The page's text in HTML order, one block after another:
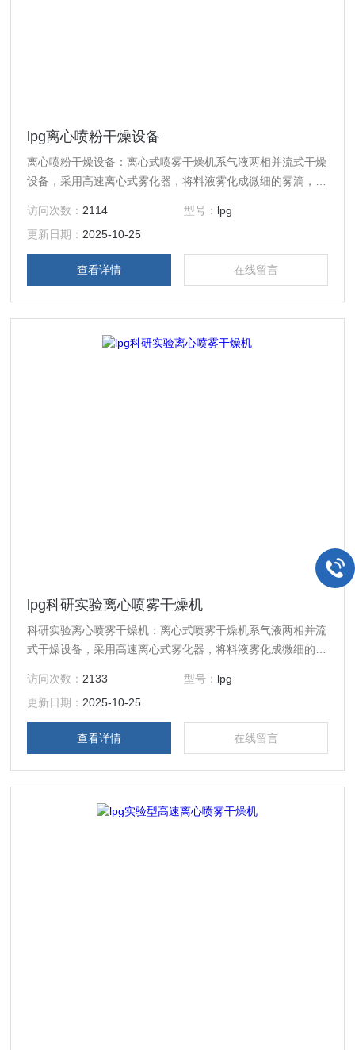
lpg离心喷粉干燥设备
离心喷粉干燥设备：离心式喷雾干燥机系气液两相并流式干燥
设备，采用高速离心式雾化器，将料液雾化成微细的雾滴，与
换，在极短的时间内干燥成为粉状产品。
访问次数： 2114 型号： lpg
更新日期： 2025-10-25
查看详情 在线留言
lpg科研实验离心喷雾干燥机
科研实验离心喷雾干燥机：离心式喷雾干燥机系气液两相并流
式干燥设备，采用高速离心式雾化器，将料液雾化成微细的雾
质交换，在极短的时间内干燥成为粉状产品。
访问次数： 2133 型号： lpg
更新日期： 2025-10-25
查看详情 在线留言